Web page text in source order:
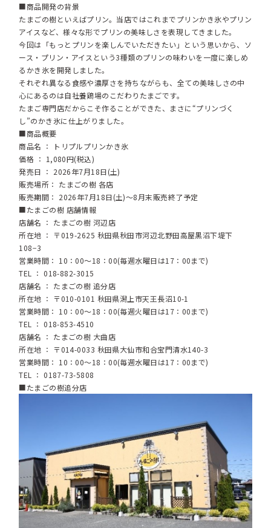
■商品開発の背景
たまごの樹といえばプリン。当店ではこれまでプリンかき氷やプリン
アイスなど、様々な形でプリンの美味しさを表現してきました。
今回は「もっとプリンを楽しんでいただきたい」という思いから、ソ
ース・プリン・アイスという3種類のプリンの味わいを一度に楽しめ
るかき氷を開発しました。
それぞれ異なる食感や濃厚さを持ちながらも、全ての美味しさの中
心にあるのは自社養鶏場のこだわりたまごです。
たまご専門店だからこそ作ることができた、まさに“プリンづく
し”のかき氷に仕上がりました。
■商品概要
商品名 ： トリプルプリンかき氷
価格 ： 1,080円(税込)
発売日 ： 2026年7月18日(土)
販売場所： たまごの樹 各店
販売期間： 2026年7月18日(土)～8月末販売終了予定
■たまごの樹 店舗情報
店舗名 ： たまごの樹 河辺店
所在地 ： 〒019-2625 秋田県秋田市河辺北野田高屋黒沼下堤下
108−3
営業時間： 10：00～18：00(毎週水曜日は17：00まで)
TEL ： 018-882-3015
店舗名 ： たまごの樹 追分店
所在地 ： 〒010-0101 秋田県潟上市天王長沼10-1
営業時間： 10：00～18：00(毎週火曜日は17：00まで)
TEL ： 018-853-4510
店舗名 ： たまごの樹 大曲店
所在地 ： 〒014-0033 秋田県大仙市和合宝門清水140-3
営業時間： 10：00～18：00(毎週水曜日は17：00まで)
TEL ： 0187-73-5808
■たまごの樹追分店